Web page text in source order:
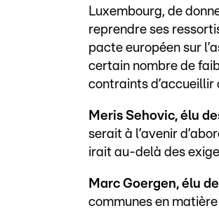
Luxembourg, de
reprendre ses
pacte européen sur
certain nombre de
contraints d’accueillir
Meris Sehovic, élu
serait à l’avenir
irait au-delà des
Marc Goergen, élu
communes en